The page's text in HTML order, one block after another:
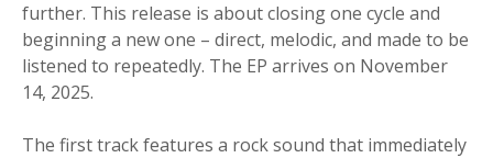
further. This release is about closing one cycle and
beginning a new one – direct, melodic, and made to be
listened to repeatedly. The EP arrives on November
14, 2025.
The first track features a rock sound that immediately